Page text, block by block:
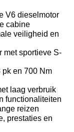
V6 dieselmotor
cabine
veiligheid en
met sportieve S-
en 700 Nm
laag verbruik
functionaliteiten
reizen
prestaties en